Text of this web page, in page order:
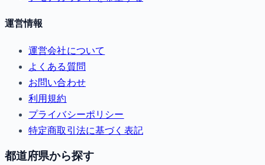
運営情報
運営会社について
よくある質問
お問い合わせ
利用規約
プライバシーポリシー
特定商取引法に基づく表記
都道府県から探す